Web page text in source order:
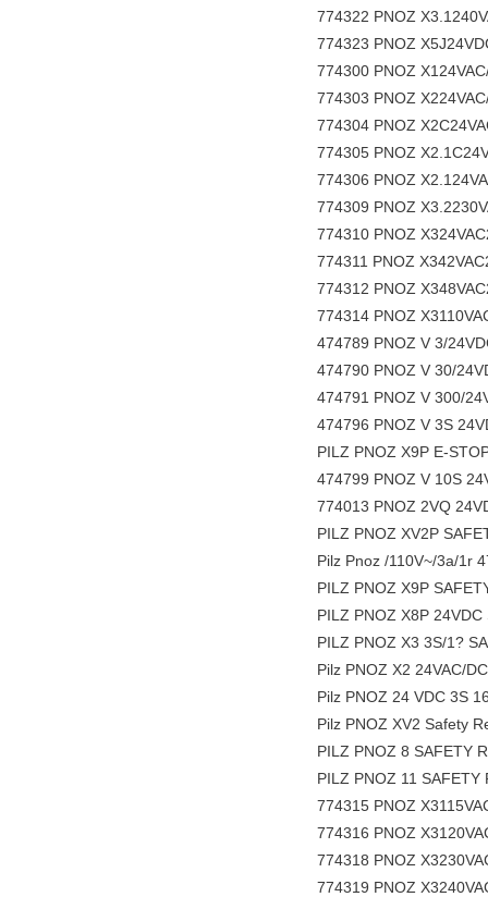
774322 PNOZ
774323 PNOZ
774300 PNOZ
774303 PNOZ
774304 PNOZ
774305 PNOZ
774306 PNOZ
774309 PNOZ
774310 PNOZ
774311 PNOZ
774312 PNOZ
774314 PNOZ
474789 PNOZ V 3/
474790 PNOZ V 30/
474791 PNOZ V 300/
474796 PNOZ V 3S
PILZ PNOZ X9P E-
474799 PNOZ V 10S
774013 PNOZ 2VQ
PILZ PNOZ XV2P
Pilz Pnoz /110V~/3a/1r
PILZ PNOZ X9P
PILZ PNOZ X8P 24VDC
PILZ PNOZ X3 3S/1?
Pilz PNOZ X2 24VAC/
Pilz PNOZ 24 VDC 3S
Pilz PNOZ XV2 Safety
PILZ PNOZ 8 SAFETY
PILZ PNOZ 11 SAFETY
774315 PNOZ
774316 PNOZ
774318 PNOZ
774319 PNOZ